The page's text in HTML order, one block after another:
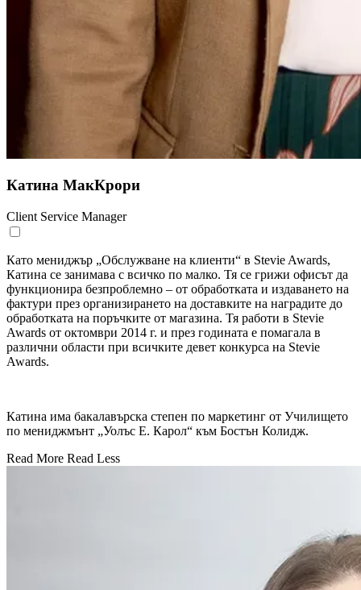
Катина МакКрори
Client Service Manager
Като мениджър „Обслужване на клиенти“ в Stevie Awards,
Катина се занимава с всичко по малко. Тя се грижи офисът да
функционира безпроблемно – от обработката и издаването на
фактури през организирането на доставките на наградите до
обработката на поръчките от магазина. Тя работи в Stevie
Awards от октомври 2014 г. и през годината е помагала в
различни области при всичките девет конкурса на Stevie
Awards.
Катина има бакалавърска степен по маркетинг от Училището
по мениджмънт „Уолъс Е. Карол“ към Бостън Колидж.
Read More Read Less